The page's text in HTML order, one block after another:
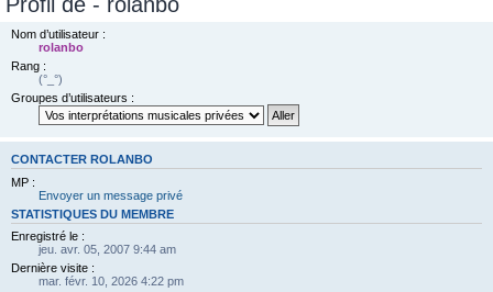
Nom d’utilisateur :
rolanbo
Rang :
(°_°)
Groupes d’utilisateurs :
CONTACTER ROLANBO
MP :
Envoyer un message privé
STATISTIQUES DU MEMBRE
Enregistré le :
jeu. avr. 05, 2007 9:44 am
Dernière visite :
mar. févr. 10, 2026 4:22 pm